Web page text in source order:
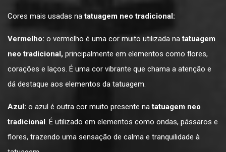
Cores mais usadas natatuagem neo tradicional:
Vermelho: o vermelho é uma cor muito utilizada natatuagem
neo tradicional, principalmente em elementos como flores,
corações e laços. É uma cor vibrante que chama a atenção e
dá destaque aos elementos da tatuagem.
Azul: o azul é outra cor muito presente natatuagem neo
tradicional . É utilizado em elementos como ondas, pássaros e
flores, trazendo uma sensação de calma e tranquilidade à